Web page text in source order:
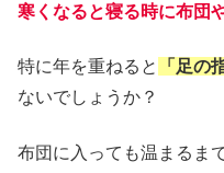
寒くなると寝る時に布団
特に年を重ねると 「足の
ないでしょうか？
布団に入っても温まるま